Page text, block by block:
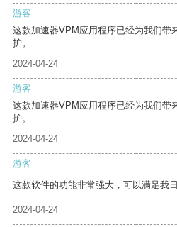
游客
这款加速器VPM应用程序已经为我们带
护。
2024-04-24
游客
这款加速器VPM应用程序已经为我们带
护。
2024-04-24
游客
这款软件的功能非常强大，可以满足我
2024-04-24